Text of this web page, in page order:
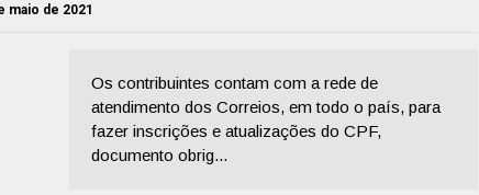
maio de 2021
Os contribuintes contam com a rede de
atendimento dos Correios, em todo o país, para
fazer inscrições e atualizações do CPF,
documento obrig...